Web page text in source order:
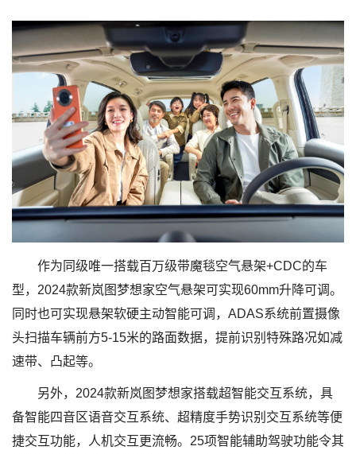
作为同级唯一搭载百万级带魔毯空气悬架+CDC的车
型，2024款新岚图梦想家空气悬架可实现60mm升降可调。
同时也可实现悬架软硬主动智能可调，ADAS系统前置摄像
头扫描车辆前方5-15米的路面数据，提前识别特殊路况如减
速带、凸起等。
另外，2024款新岚图梦想家搭载超智能交互系统，具
备智能四音区语音交互系统、超精度手势识别交互系统等便
捷交互功能，人机交互更流畅。25项智能辅助驾驶功能令其